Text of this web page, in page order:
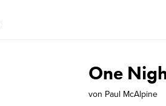
One
von Paul McAlpine